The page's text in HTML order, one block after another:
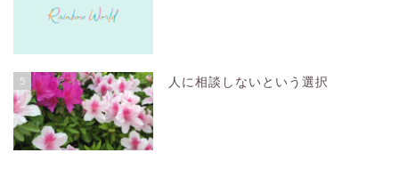
5 人に相談しないという選択